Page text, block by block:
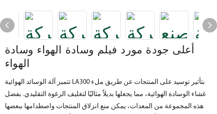
أعلى جودة مورد فيلم وسادة الهواء وسادة
الهواء
تتميز آلة الوسائد الهوائية LA300 بتأثير توسيد على المنتجات عن طريق ملء
غشاء الوسادة الهوائية، مما يجعلها بديلاً مثاليًا لتغليف الرغوة التقليدي. بفضل
هذه المجموعة من المعدات، يمكن منع انزلاق المنتجات واصطدامها ببعضها